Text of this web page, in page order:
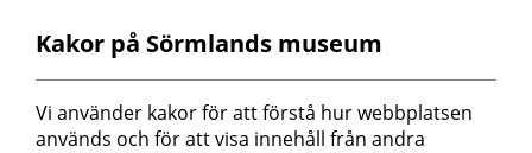
Postadress
Sörmlands museum
Box 314
Kakor på Sörmlands museum
Vi använder kakor för att förstå hur webbplatsen
används och för att visa innehåll från andra